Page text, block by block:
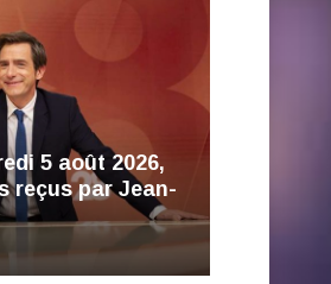
5 août 2026,
reçus par Jean-